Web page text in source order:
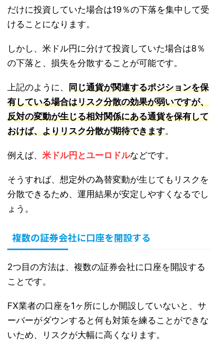
だけに投資していた場合は19％の下落を集中して受
けることになります。
しかし、米ドル円に分けて投資していた場合は8％
の下落と、損失を分散することが可能です。
上記のように、 同じ通貨が関連するポジションを保
有している場合はリスク分散の効果が弱いですが、
反対の変動が生じる相対関係にある通貨を保有して
おけば、よりリスク分散が期待できます。
例えば、 米ドル円とユーロドルなどです。
そうすれば、想定外の為替変動が生じてもリスクを
分散できるため、運用結果が安定しやすくなるでし
ょう。
複数の証券会社に口座を開設する
2つ目の方法は、複数の証券会社に口座を開設する
ことです。
FX業者の口座を1ヶ所にしか開設していないと、サ
ーバーがダウンすると何も対策を練ることができな
いため、リスクが大幅に高くなります。